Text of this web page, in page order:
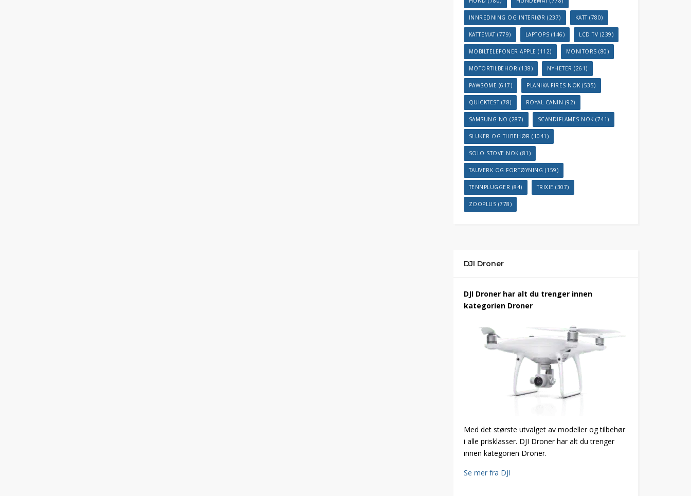
INNREDNING OG INTERIØR (237) KATT(780)
KATTEMAT(779) LAPTOPS (146) LCD TV (239)
MOBILTELEFONER APPLE (112) MONITORS (80)
MOTORTILBEHOR (138) NYHETER (261)
PAWSOME (617) PLANIKA FIRES NOK (535)
QUICKTEST(78) ROYAL CANIN (92)
SAMSUNG NO (287) SCANDIFLAMES NOK (741)
SLUKER OG TILBEHØR (1041)
SOLO STOVE NOK (81)
TAUVERK OG FORTØYNING (159)
TENNPLUGGER (84) TRIXIE (307)
ZOOPLUS (778)
DJI Droner
DJI Droner har alt du trenger innen
kategorien Droner
Med det største utvalget av modeller og tilbehør
i alle prisklasser. DJI Droner har alt du trenger
innen kategorien Droner.
Se mer fra DJI